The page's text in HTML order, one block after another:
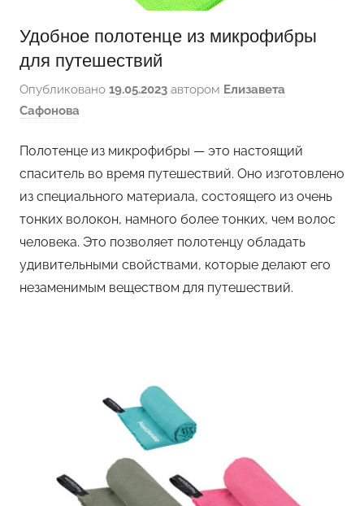
Удобное полотенце из микрофибры
для путешествий
Опубликовано 19.05.2023 автором Елизавета
Сафонова
Полотенце из микрофибры — это настоящий
спаситель во время путешествий. Оно изготовлено
из специального материала, состоящего из очень
тонких волокон, намного более тонких, чем волос
человека. Это позволяет полотенцу обладать
удивительными свойствами, которые делают его
незаменимым веществом для путешествий.